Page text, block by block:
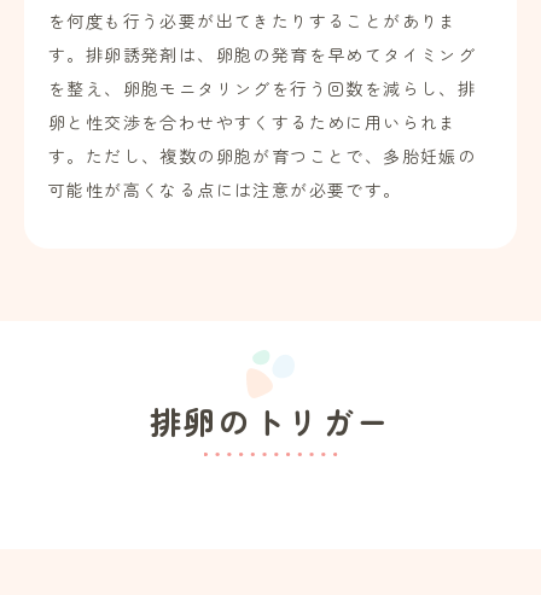
を何度も行う必要が出てきたりすることがありま
す。排卵誘発剤は、卵胞の発育を早めてタイミング
を整え、卵胞モニタリングを行う回数を減らし、排
卵と性交渉を合わせやすくするために用いられま
す。ただし、複数の卵胞が育つことで、多胎妊娠の
可能性が高くなる点には注意が必要です。
排卵のトリガー